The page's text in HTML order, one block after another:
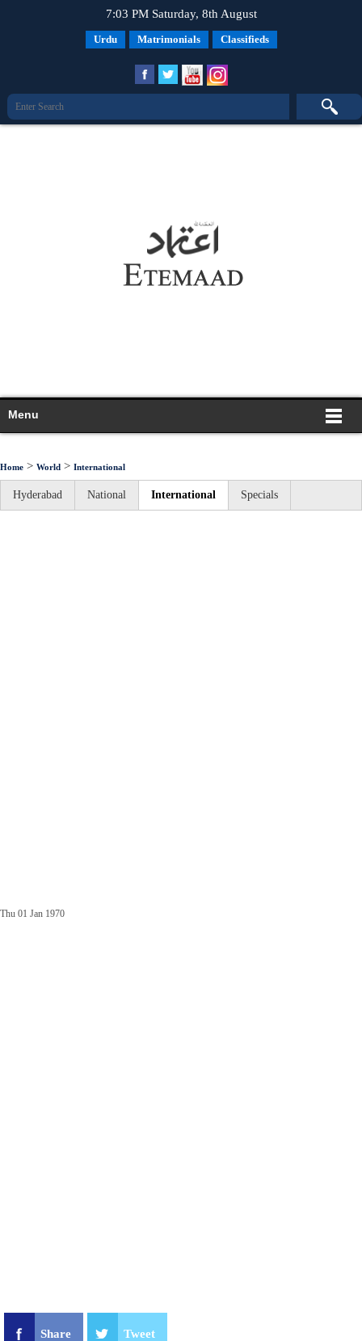
7:03 PM Saturday, 8th August
Urdu Matrimonials Classifieds
Menu
Home > World > International
Hyderabad National International Specials
Thu 01 Jan 1970
Share Tweet